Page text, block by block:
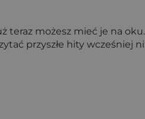
teraz możesz mieć je na
przyszłe hity wcześniej